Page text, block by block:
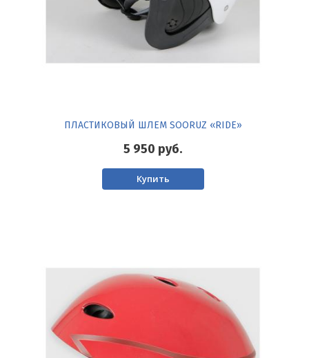
ПЛАСТИКОВЫЙ ШЛЕМ SOORUZ «RIDE»
5 950 руб.
Купить